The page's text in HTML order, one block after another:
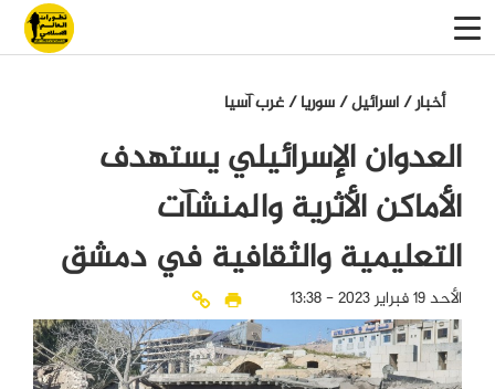
أخبار/اسرائيل/سوريا/غرب آسيا
العدوان الإسرائيلي يستهدف
الأماكن الأثرية والمنشآت
التعليمية والثقافية في دمشق
الأحد 19 فبراير 2023 - 13:38